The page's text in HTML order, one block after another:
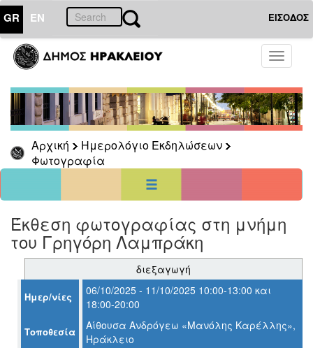
GR EN ΕΙΣΟΔΟΣ
Toggle
Αρχική
Ημερολόγιο Εκδηλώσεων
Φωτογραφία
10Οκτώβριος
2025
Κυρ Δευ Τρι Τετ Πεμ Παρ Σαβ
1 2 3
4
12
13 14 15 16 17
18
19
20 21 22 23 24
25
ΗΜΕΡΟΛΟΓΙΟ
ΕΚΔΗΛΩΣΕΩΝ
Φωτογραφία
ΤΟΠΟΣ
Έκθεση φωτογραφίας στη μνήμη
του Γρηγόρη Λαμπράκη
διεξαγωγή
Ημερ/νίες
06/10/2025 - 11/10/2025 10:00-13:00 και
18:00-20:00
Τοποθεσία
Αίθουσα Ανδρόγεω «Μανόλης Καρέλλης»,
Ηράκλειο